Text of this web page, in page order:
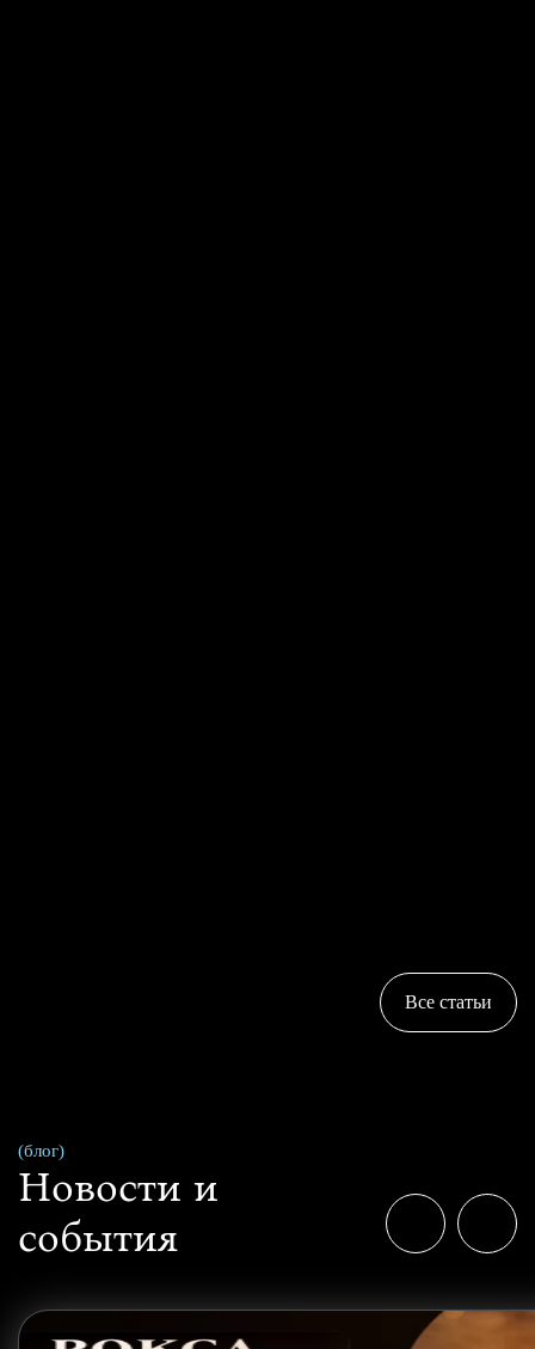
Все статьи
(блог)
Новости и
события